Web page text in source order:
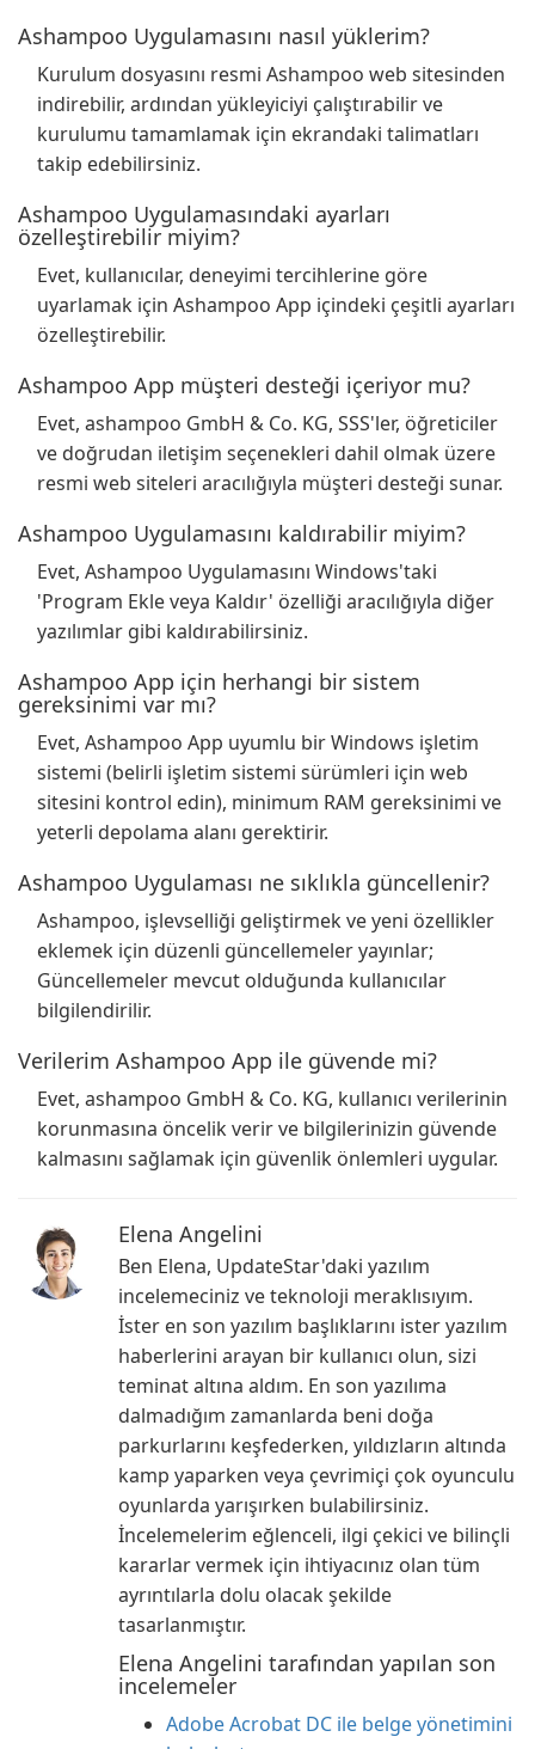
Ashampoo Uygulamasını nasıl yüklerim?
Kurulum dosyasını resmi Ashampoo web sitesinden
indirebilir, ardından yükleyiciyi çalıştırabilir ve
kurulumu tamamlamak için ekrandaki talimatları
takip edebilirsiniz.
Ashampoo Uygulamasındaki ayarları
özelleştirebilir miyim?
Evet, kullanıcılar, deneyimi tercihlerine göre
uyarlamak için Ashampoo App içindeki çeşitli ayarları
özelleştirebilir.
Ashampoo App müşteri desteği içeriyor mu?
Evet, ashampoo GmbH & Co. KG, SSS'ler, öğreticiler
ve doğrudan iletişim seçenekleri dahil olmak üzere
resmi web siteleri aracılığıyla müşteri desteği sunar.
Ashampoo Uygulamasını kaldırabilir miyim?
Evet, Ashampoo Uygulamasını Windows'taki
'Program Ekle veya Kaldır' özelliği aracılığıyla diğer
yazılımlar gibi kaldırabilirsiniz.
Ashampoo App için herhangi bir sistem
gereksinimi var mı?
Evet, Ashampoo App uyumlu bir Windows işletim
sistemi (belirli işletim sistemi sürümleri için web
sitesini kontrol edin), minimum RAM gereksinimi ve
yeterli depolama alanı gerektirir.
Ashampoo Uygulaması ne sıklıkla güncellenir?
Ashampoo, işlevselliği geliştirmek ve yeni özellikler
eklemek için düzenli güncellemeler yayınlar;
Güncellemeler mevcut olduğunda kullanıcılar
bilgilendirilir.
Verilerim Ashampoo App ile güvende mi?
Evet, ashampoo GmbH & Co. KG, kullanıcı verilerinin
korunmasına öncelik verir ve bilgilerinizin güvende
kalmasını sağlamak için güvenlik önlemleri uygular.
Elena Angelini
Ben Elena, UpdateStar'daki yazılım
incelemeciniz ve teknoloji meraklısıyım.
İster en son yazılım başlıklarını ister yazılım
haberlerini arayan bir kullanıcı olun, sizi
teminat altına aldım. En son yazılıma
dalmadığım zamanlarda beni doğa
parkurlarını keşfederken, yıldızların altında
kamp yaparken veya çevrimiçi çok oyunculu
oyunlarda yarışırken bulabilirsiniz.
İncelemelerim eğlenceli, ilgi çekici ve bilinçli
kararlar vermek için ihtiyacınız olan tüm
ayrıntılarla dolu olacak şekilde
tasarlanmıştır.
Elena Angelini tarafından yapılan son
incelemeler
Adobe Acrobat DC ile belge yönetimini